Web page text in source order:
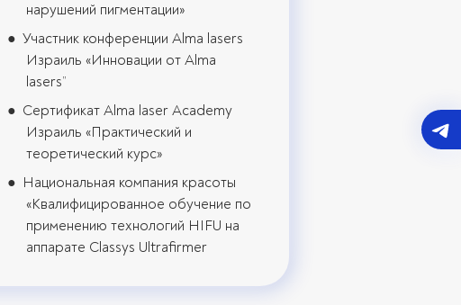
нарушений пигментации»
Участник конференции Аlma lasers
Израиль «Инновации от Alma
lasers”
Сертификат Alma laser Academy
Израиль «Практический и
теоретический курс»
Национальная компания красоты
«Квалифицированное обучение по
применению технологий HIFU на
аппарате Classys Ultrafirmer